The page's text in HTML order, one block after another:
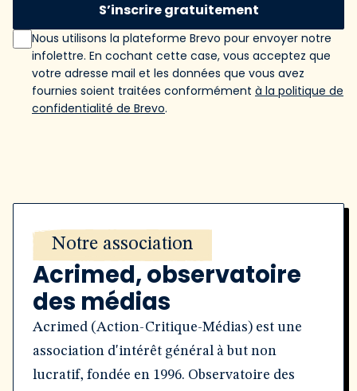
S’inscrire gratuitement
Nous utilisons la plateforme Brevo pour envoyer notre
infolettre. En cochant cette case, vous acceptez que
votre adresse mail et les données que vous avez
fournies soient traitées conformément à la politique de
confidentialité de Brevo.
Notre association
Acrimed, observatoire
des médias
Acrimed (Action-Critique-Médias) est une
association d'intérêt général à but non
lucratif, fondée en 1996. Observatoire des